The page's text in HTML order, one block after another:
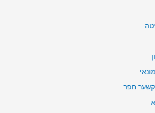
חפר